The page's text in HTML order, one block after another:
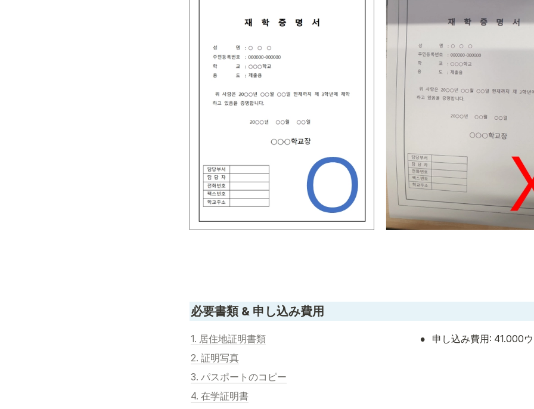
必要書類 & 申し込み費用
1. 居住地証明書類
2. 証明写真
3. パスポートのコピー
4. 在学証明書
• 申し込み費用: 41.000